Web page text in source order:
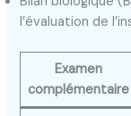
l’évaluation de
Examen
complémentaire